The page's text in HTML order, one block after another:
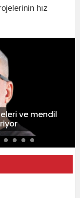
hız
ve mendil